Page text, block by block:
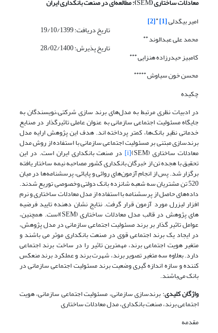
معادلات ساختاری (SEM): مطالعه‌ای در صنعت بانکداری ایران
امیر بیگدلی[1]
*
[2]
محمد علی عبدالوند**
کامبیز حیدرزاده هنزایی***
محسن خون سیاوش*****
تاریخ دریافت: 19/10/1399
تاریخ پذیرش: 28/02/1400
چکیده
در ادبیات نظری مرتبط به مدل‌های برند سازی شرکتی،نویسندگان به
جایگاه مسئولیت اجتماعی سازمانی به عنوان عاملی تاثیرگذار در صنایع
خدماتی نظیر بانک‌ها، کمتر پرداخته اند. هدف این پژوهش ارایه مدل
برندسازی مبتنی بر مسئولیت اجتماعی سازمانی با استفاده از روش مدل
معادلات ساختاری (SEM) [i] در صنعت بانکداری ایران است. در این
تحقیق با هجده تن از خبرگان بانکداری کشور مصاحبه نیمه ساختار یافته
برگزار شد. پس از انجام آزمون‌های روائی و پایائی، پرسشنامه‌ها در میان
520 تن مشتریان سه شعبه شانزده بانک دولتی وخصوصی توریع شدند.
داده‌های حاصل از پرسشنامه با استفاده از مدل معادلات ساختاری و نرم
افزار لیزرل مورد آزمون قرار گرفت. نتایج نشان دهنده تایید فرضیه
های پژوهش در قالب مدل معادلات ساختاری (SEM)است. همچنین،
عوامل تاثیر گذار بر برند مسئولیت اجتماعی سازمانی در مدل پژوهش،
در ایجاد یک برند اجتماعی قوی در صنعت بانکداری موثر می باشند و
متغیر هویت اجتماعی برند، مهمترین تاثیر را در ساخت برند اجتماعی
دارد. بعلاوه سه متغیر تصویر برند، شهرت برند و عملکرد برند منعکس
کننده و سازه اندازه گیری وضعیت برند مسئولیت اجتماعی سازمانی در
بانک می‌باشند.
واژگان کلیدی: برندسازی سازمانی، مسئولیت اجتماعی سازمانی، هویت
اجتماعی برند، صنعت بانکداری، مدل معادلات ساختاری
مقدمه